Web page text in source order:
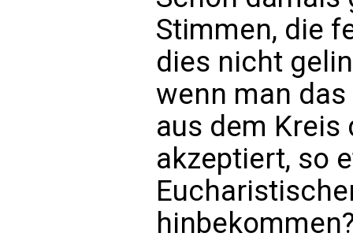
Stimmen, die
dies nicht
wenn man das
aus dem
akzeptiert, so